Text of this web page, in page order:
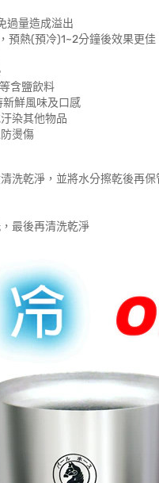
過量造成溢出
預熱(預冷)1~2分鐘後效果更佳
含鹽飲料
新鮮風味及口感
染其他物品
燙傷
洗乾淨，並將水分擦乾後再保
最後再清洗乾淨